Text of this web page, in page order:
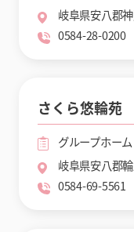
岐阜県安八郡
0584-28-0200
さくら悠輪苑
グループホーム
岐阜県安八郡
0584-69-5561